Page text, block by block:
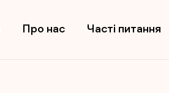
Про нас Часті питання